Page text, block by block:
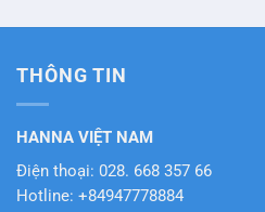
THÔNG TIN
HANNA VIỆT NAM
Điện thoại: 028. 668 357 66
Hotline: +84947778884